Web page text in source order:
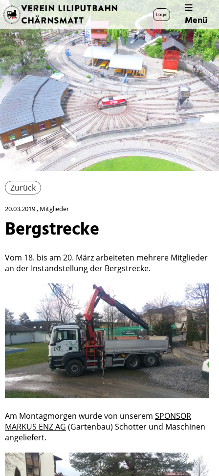
Verein Liliputbahn
Chärnsmatt
Login Menü
Zurück
20.03.2019, Mitglieder
Bergstrecke
Vom 18. bis am 20. März arbeiteten mehrere Mitglieder
an der Instandstellung der Bergstrecke.
Am Montagmorgen wurde von unserem SPONSOR
MARKUS ENZ AG (Gartenbau) Schotter und Maschinen
angeliefert.